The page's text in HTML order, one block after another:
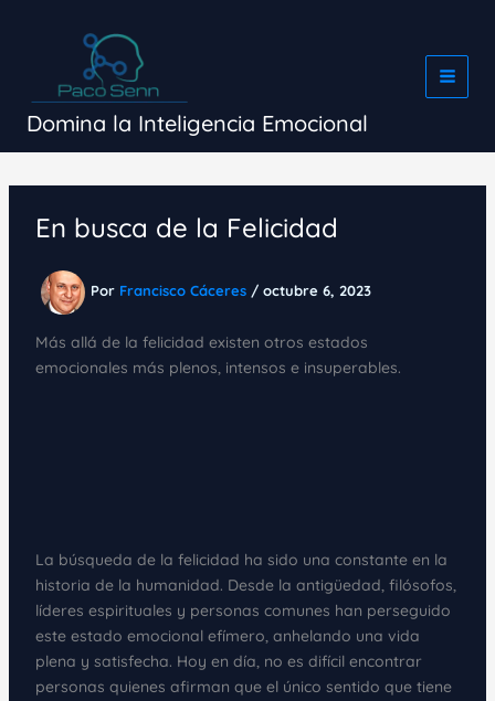
Domina la Inteligencia Emocional
En busca de la Felicidad
Por Francisco Cáceres / octubre 6, 2023
Más allá de la felicidad existen otros estados
emocionales más plenos, intensos e insuperables.
La búsqueda de la felicidad ha sido una constante en la
historia de la humanidad. Desde la antigüedad, filósofos,
líderes espirituales y personas comunes han perseguido
este estado emocional efímero, anhelando una vida
plena y satisfecha. Hoy en día, no es difícil encontrar
personas quienes afirman que el único sentido que tiene